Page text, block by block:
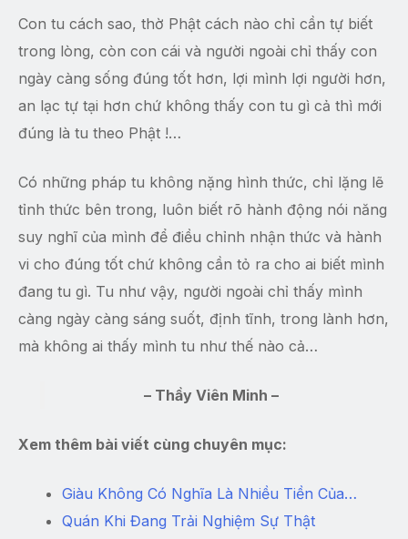
Con tu cách sao, thờ Phật cách nào chỉ cần tự biết
trong lòng, còn con cái và người ngoài chỉ thấy con
ngày càng sống đúng tốt hơn, lợi mình lợi người hơn,
an lạc tự tại hơn chứ không thấy con tu gì cả thì mới
đúng là tu theo Phật !…
Có những pháp tu không nặng hình thức, chỉ lặng lẽ
tỉnh thức bên trong, luôn biết rõ hành động nói năng
suy nghĩ của mình để điều chỉnh nhận thức và hành
vi cho đúng tốt chứ không cần tỏ ra cho ai biết mình
đang tu gì. Tu như vậy, người ngoài chỉ thấy mình
càng ngày càng sáng suốt, định tĩnh, trong lành hơn,
mà không ai thấy mình tu như thế nào cả…
– Thầy Viên Minh –
Xem thêm bài viết cùng chuyên mục:
Giàu Không Có Nghĩa Là Nhiều Tiền Của…
Quán Khi Đang Trải Nghiệm Sự Thật